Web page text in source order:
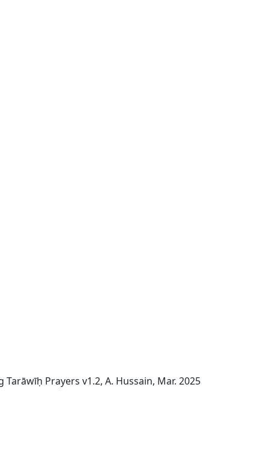
Prayers v1.2, A. Hussain, Mar. 2025